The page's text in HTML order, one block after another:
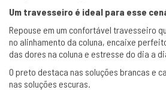
Um travesseiro é ideal para esse
Repouse em um confortável travesseiro
no alinhamento da coluna, encaixe
das dores na coluna e estresse do dia a
O preto destaca nas soluções brancas e
nas soluções escuras.